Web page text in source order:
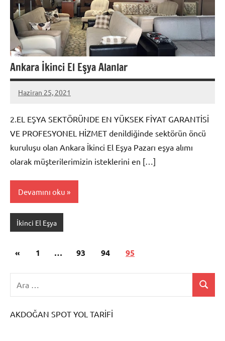
Ankara İkinci El Eşya Alanlar
Haziran 25, 2021
admin
2.EL EŞYA SEKTÖRÜNDE EN YÜKSEK FİYAT GARANTİSİ
VE PROFESYONEL HİZMET denildiğinde sektörün öncü
kuruluşu olan Ankara İkinci El Eşya Pazarı eşya alımı
olarak müşterilerimizin isteklerini en […]
Devamını oku
İkinci El Eşya
Yazı
«Önceki
1 … 93 94 95
AKDOĞAN SPOT YOL TARİFİ